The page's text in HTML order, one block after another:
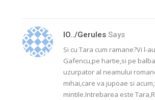
IO../gerules Says
Si cu Tara cum ramane?Vi l-
Gafencu,pe hartie,si pe
uzurpator al neamului
mihai,care va jupoae si
mintile.Intrebarea este